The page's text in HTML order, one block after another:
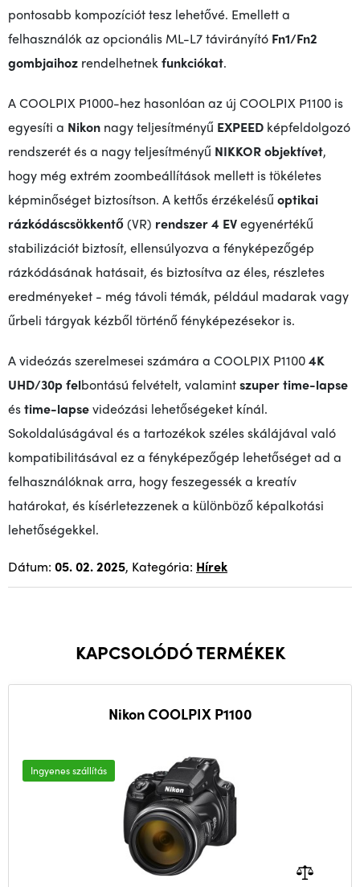
pontosabb kompozíciót tesz lehetővé. Emellett a
felhasználók az opcionális ML-L7 távirányító Fn1/Fn2
gombjaihoz rendelhetnekfunkciókat.
A COOLPIX P1000-hez hasonlóan az új COOLPIX P1100 is
egyesíti a Nikon nagy teljesítményű EXPEED képfeldolgozó
rendszerét és a nagy teljesítményű NIKKOR objektívet,
hogy még extrém zoombeállítások mellett is tökéletes
képminőséget biztosítson. A kettős érzékelésű optikai
rázkódáscsökkentő(VR) rendszer4 EVegyenértékű
stabilizációt biztosít, ellensúlyozva a fényképezőgép
rázkódásának hatásait, és biztosítva az éles, részletes
eredményeket - még távoli témák, például madarak vagy
űrbeli tárgyak kézből történő fényképezésekor is.
A videózás szerelmesei számára a COOLPIX P11004K
UHD/30p felbontású felvételt, valamintszuper time-lapse
éstime-lapsevideózási lehetőségeket kínál.
Sokoldalúságával és a tartozékok széles skálájával való
kompatibilitásával ez a fényképezőgép lehetőséget ad a
felhasználóknak arra, hogy feszegessék a kreatív
határokat, és kísérletezzenek a különböző képalkotási
lehetőségekkel.
Dátum: 05. 02. 2025, Kategória: Hírek
KAPCSOLÓDÓ TERMÉKEK
Nikon COOLPIX P1100
Ingyenes szállítás